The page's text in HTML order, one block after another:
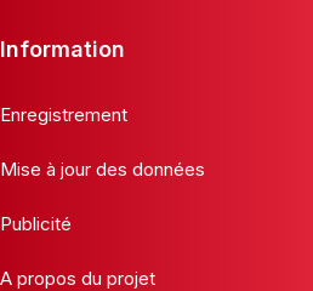
Information
Enregistrement
Mise à jour des données
Publicité
A propos du projet